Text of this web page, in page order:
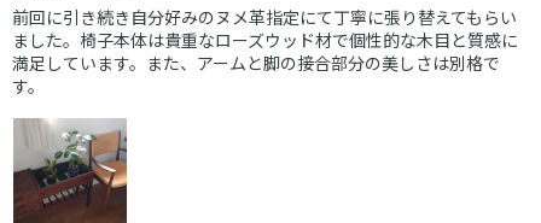
前回に引き続き自分好みのヌメ革指定にて丁寧に張り替えてもらい
ました。椅子本体は貴重なローズウッド材で個性的な木目と質感に
満足しています。また、アームと脚の接合部分の美しさは別格で
す。